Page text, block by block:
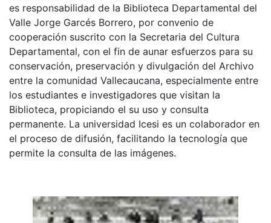
es responsabilidad de la Biblioteca Departamental del
Valle Jorge Garcés Borrero, por convenio de
cooperación suscrito con la Secretaria del Cultura
Departamental, con el fin de aunar esfuerzos para su
conservación, preservación y divulgación del Archivo
entre la comunidad Vallecaucana, especialmente entre
los estudiantes e investigadores que visitan la
Biblioteca, propiciando el su uso y consulta
permanente. La universidad Icesi es un colaborador en
el proceso de difusión, facilitando la tecnología que
permite la consulta de las imágenes.